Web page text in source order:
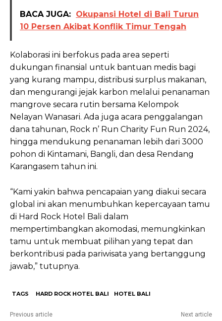
BACA JUGA: Okupansi Hotel di Bali Turun
10 Persen Akibat Konflik Timur Tengah
Kolaborasi ini berfokus pada area seperti
dukungan finansial untuk bantuan medis bagi
yang kurang mampu, distribusi surplus makanan,
dan mengurangi jejak karbon melalui penanaman
mangrove secara rutin bersama Kelompok
Nelayan Wanasari. Ada juga acara penggalangan
dana tahunan, Rock n’ Run Charity Fun Run 2024,
hingga mendukung penanaman lebih dari 3000
pohon di Kintamani, Bangli, dan desa Rendang
Karangasem tahun ini.
“Kami yakin bahwa pencapaian yang diakui secara
global ini akan menumbuhkan kepercayaan tamu
di Hard Rock Hotel Bali dalam
mempertimbangkan akomodasi, memungkinkan
tamu untuk membuat pilihan yang tepat dan
berkontribusi pada pariwisata yang bertanggung
jawab,” tutupnya.
TAGS HARD ROCK HOTEL BALI HOTEL BALI
Previous article Next article